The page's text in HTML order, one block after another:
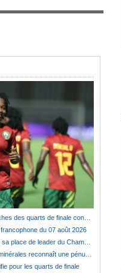
des quarts de finale connues
du 07 août 2026
du Championnat national féminin
une pénurie de carburants au pays
pour les quarts de finale
de l'Afrique